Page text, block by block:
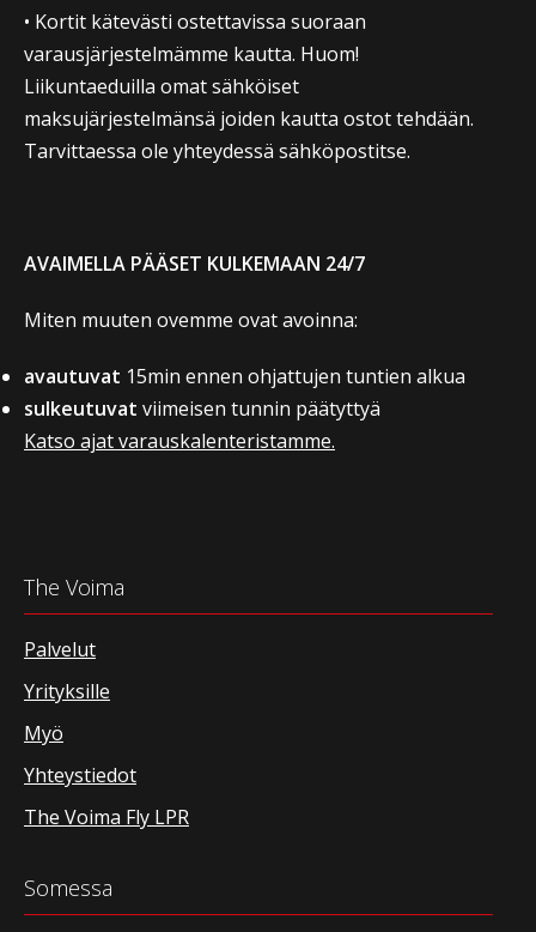
• Kortit kätevästi ostettavissa suoraan
varausjärjestelmämme kautta. Huom!
Liikuntaeduilla omat sähköiset
maksujärjestelmänsä joiden kautta ostot tehdään.
Tarvittaessa ole yhteydessä sähköpostitse.
AVAIMELLA PÄÄSET KULKEMAAN 24/7
Miten muuten ovemme ovat avoinna:
avautuvat 15min ennen ohjattujen tuntien alkua
sulkeutuvat viimeisen tunnin päätyttyä
Katso ajat varauskalenteristamme.
The Voima
Palvelut
Yrityksille
Myö
Yhteystiedot
The Voima Fly LPR
Somessa